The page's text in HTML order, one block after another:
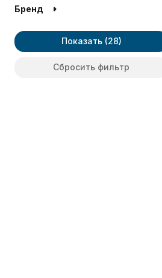
Бренд
Показать
Сбросить фильтр